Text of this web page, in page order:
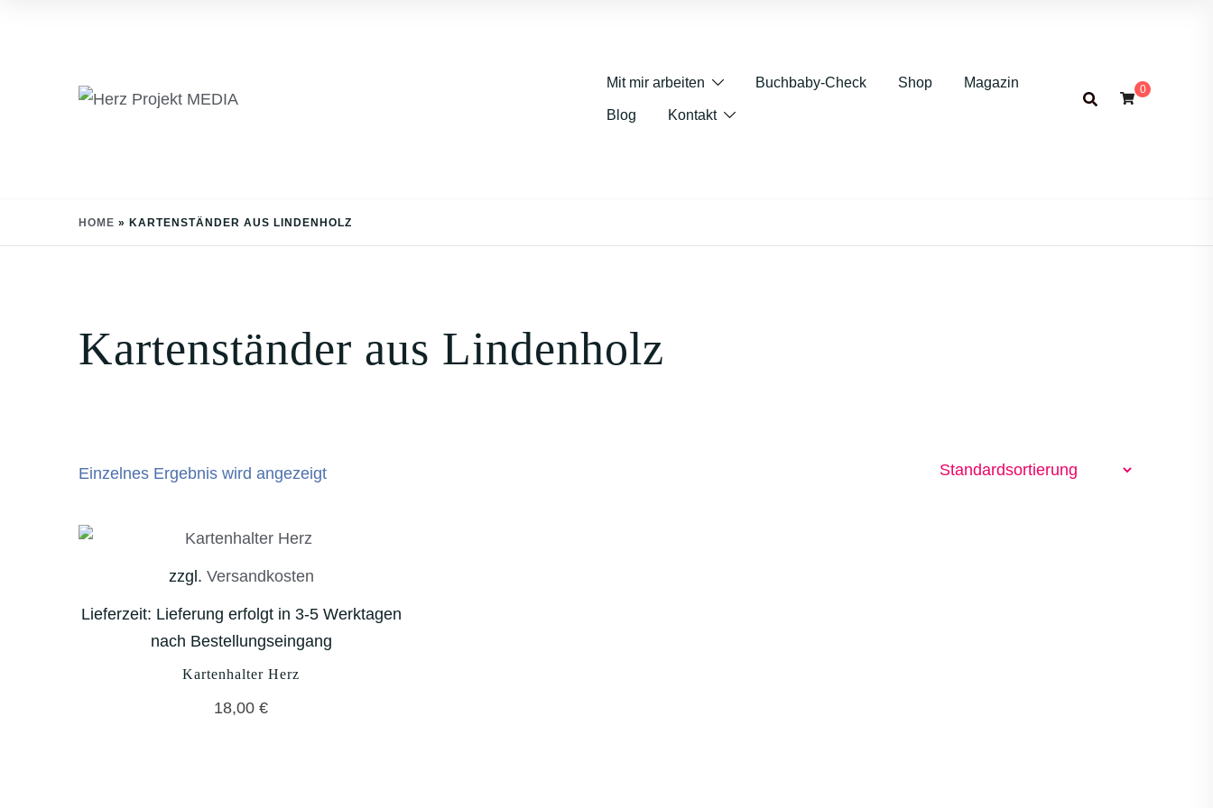
Mit mir arbeiten Buchbaby-Check Shop Magazin
Blog Kontakt
0
HOME » KARTENSTÄNDER AUS LINDENHOLZ
Kartenständer aus Lindenholz
Einzelnes Ergebnis wird angezeigt
zzgl. Versandkosten
Lieferzeit: Lieferung erfolgt in 3-5 Werktagen
nach Bestellungseingang
Kartenhalter Herz
18,00€